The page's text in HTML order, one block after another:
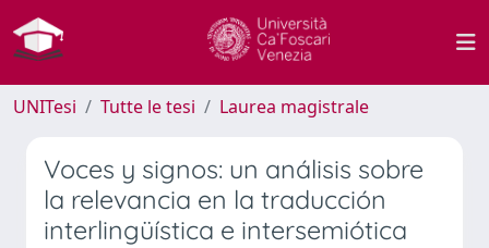
UNITesi Tutte le tesi Laurea magistrale
Voces y signos: un análisis sobre
la relevancia en la traducción
interlingüística e intersemiótica